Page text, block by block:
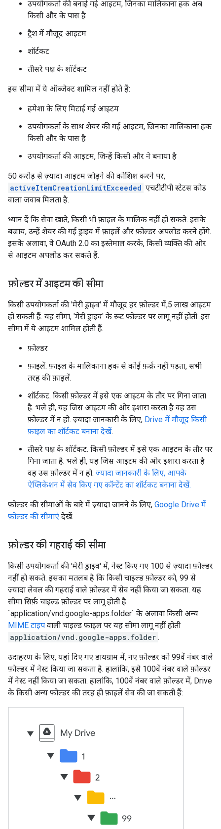
उपयोगकर्ता की बनाई गई आइटम, जिनका मालिकाना हक अब
किसी और के पास है
ट्रैश में मौजूद आइटम
शॉर्टकट
तीसरे पक्ष के शॉर्टकट
इस सीमा में ये ऑब्जेक्ट शामिल नहीं होते हैं:
हमेशा के लिए मिटाई गई आइटम
उपयोगकर्ता के साथ शेयर की गई आइटम, जिनका मालिकाना हक
किसी और के पास है
उपयोगकर्ता की आइटम, जिन्हें किसी और ने बनाया है
50 करोड़ से ज़्यादा आइटम जोड़ने की कोशिश करने पर,
activeItemCreationLimitExceeded एचटीटीपी स्टेटस कोड
वाला जवाब मिलता है.
ध्यान दें कि सेवा खाते, किसी भी फ़ाइल के मालिक नहीं हो सकते. इसके
बजाय, उन्हें शेयर की गई ड्राइव में फ़ाइलें और फ़ोल्डर अपलोड करने होंगे.
इसके अलावा, वे OAuth 2.0 का इस्तेमाल करके, किसी व्यक्ति की ओर
से आइटम अपलोड कर सकते हैं.
फ़ोल्डर में आइटम की सीमा
किसी उपयोगकर्ता की 'मेरी ड्राइव' में मौजूद हर फ़ोल्डर में,5 लाख आइटम
हो सकती हैं. यह सीमा, 'मेरी ड्राइव' के रूट फ़ोल्डर पर लागू नहीं होती. इस
सीमा में ये आइटम शामिल होती हैं:
फ़ोल्डर
फ़ाइलें. फ़ाइल के मालिकाना हक से कोई फ़र्क़ नहीं पड़ता, सभी
तरह की फ़ाइलें.
शॉर्टकट. किसी फ़ोल्डर में इसे एक आइटम के तौर पर गिना जाता
है. भले ही, यह जिस आइटम की ओर इशारा करता है वह उस
फ़ोल्डर में न हो. ज़्यादा जानकारी के लिए, Drive में मौजूद किसी
फ़ाइल का शॉर्टकट बनाना देखें.
तीसरे पक्ष के शॉर्टकट. किसी फ़ोल्डर में इसे एक आइटम के तौर पर
गिना जाता है. भले ही, यह जिस आइटम की ओर इशारा करता है
वह उस फ़ोल्डर में न हो. ज़्यादा जानकारी के लिए, आपके
ऐप्लिकेशन में सेव किए गए कॉन्टेंट का शॉर्टकट बनाना देखें.
फ़ोल्डर की सीमाओं के बारे में ज़्यादा जानने के लिए, Google Drive में
फ़ोल्डर की सीमाएं देखें.
फ़ोल्डर की गहराई की सीमा
किसी उपयोगकर्ता की 'मेरी ड्राइव' में, नेस्ट किए गए 100 से ज़्यादा फ़ोल्डर
नहीं हो सकते. इसका मतलब है कि किसी चाइल्ड फ़ोल्डर को, 99 से
ज़्यादा लेवल की गहराई वाले फ़ोल्डर में सेव नहीं किया जा सकता. यह
सीमा सिर्फ़ चाइल्ड फ़ोल्डर पर लागू होती है.
`application/vnd.google-apps.folder` के अलावा किसी अन्य
MIME टाइप वाली चाइल्ड फ़ाइल पर यह सीमा लागू नहीं होती
application/vnd.google-apps.folder .
उदाहरण के लिए, यहां दिए गए डायग्राम में, नए फ़ोल्डर को 99वें नंबर वाले
फ़ोल्डर में नेस्ट किया जा सकता है. हालांकि, इसे 100वें नंबर वाले फ़ोल्डर
में नेस्ट नहीं किया जा सकता. हालांकि, 100वें नंबर वाले फ़ोल्डर में, Drive
के किसी अन्य फ़ोल्डर की तरह ही फ़ाइलें सेव की जा सकती हैं: